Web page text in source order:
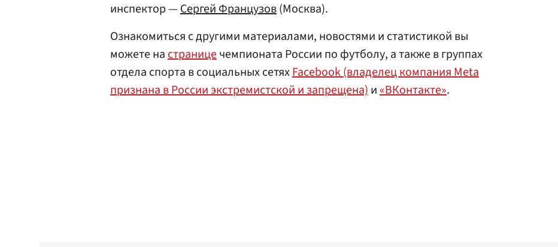
инспектор —Сергей Французов(Москва).
Ознакомиться с другими материалами, новостями и статистикой вы
можете настраницечемпионата России по футболу, а также в группах
отдела спорта в социальных сетяхFacebook (владелец компания Meta
признана в России экстремистской и запрещена)и«ВКонтакте».